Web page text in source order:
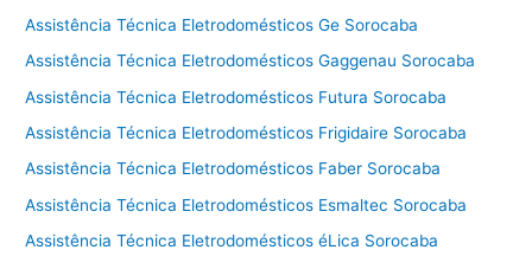
Assistência Técnica Eletrodomésticos Ge Sorocaba
Assistência Técnica Eletrodomésticos Gaggenau Sorocaba
Assistência Técnica Eletrodomésticos Futura Sorocaba
Assistência Técnica Eletrodomésticos Frigidaire Sorocaba
Assistência Técnica Eletrodomésticos Faber Sorocaba
Assistência Técnica Eletrodomésticos Esmaltec Sorocaba
Assistência Técnica Eletrodomésticos éLica Sorocaba